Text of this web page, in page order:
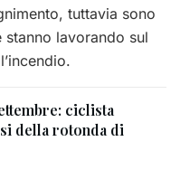
tuttavia sono
lavorando sul
ciclista
della rotonda di